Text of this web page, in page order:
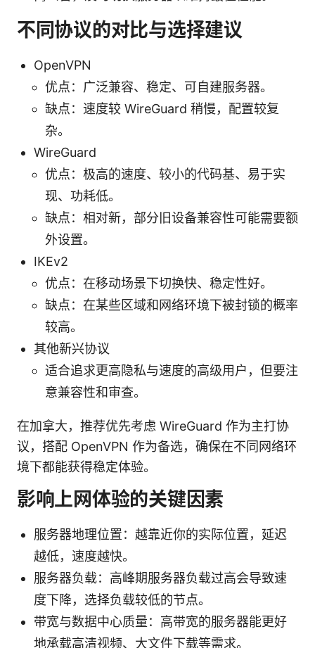
不同协议的对比与选择建议
OpenVPN
优点：广泛兼容、稳定、可自建服务器。
缺点：速度较 WireGuard 稍慢，配置较复
杂。
WireGuard
优点：极高的速度、较小的代码基、易于实
现、功耗低。
缺点：相对新，部分旧设备兼容性可能需要额
外设置。
IKEv2
优点：在移动场景下切换快、稳定性好。
缺点：在某些区域和网络环境下被封锁的概率
较高。
其他新兴协议
适合追求更高隐私与速度的高级用户，但要注
意兼容性和审查。
在加拿大，推荐优先考虑 WireGuard 作为主打协
议，搭配 OpenVPN 作为备选，确保在不同网络环
境下都能获得稳定体验。
影响上网体验的关键因素
服务器地理位置：越靠近你的实际位置，延迟
越低，速度越快。
服务器负载：高峰期服务器负载过高会导致速
度下降，选择负载较低的节点。
带宽与数据中心质量：高带宽的服务器能更好
地承载高清视频、大文件下载等需求。